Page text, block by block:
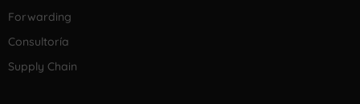
Forwarding
Consultoría
Supply Chain